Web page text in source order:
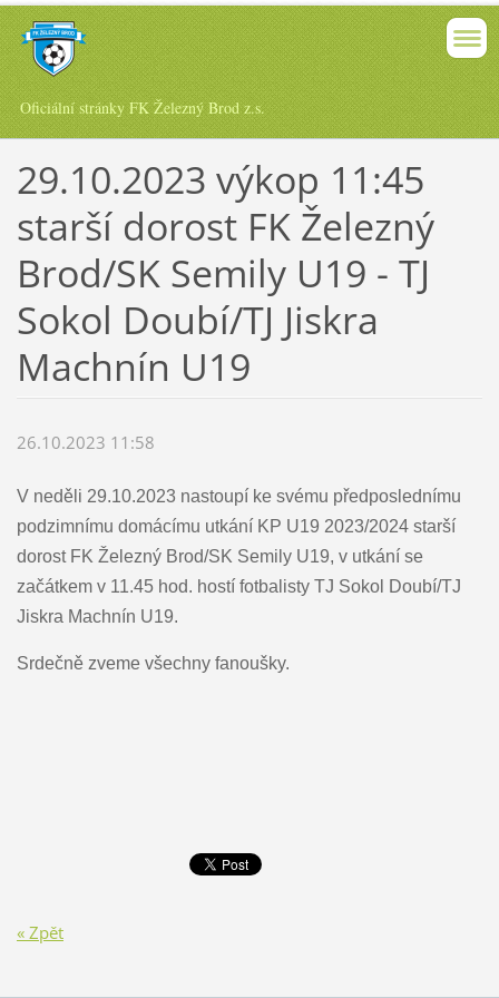
Oficiální stránky FK Železný Brod z.s.
29.10.2023 výkop 11:45
starší dorost FK Železný
Brod/SK Semily U19 - TJ
Sokol Doubí/TJ Jiskra
Machnín U19
26.10.2023 11:58
V neděli 29.10.2023 nastoupí ke svému předposlednímu
podzimnímu domácímu utkání KP U19 2023/2024 starší
dorost FK Železný Brod/SK Semily U19, v utkání se
začátkem v 11.45 hod. hostí fotbalisty TJ Sokol Doubí/TJ
Jiskra Machnín U19.
Srdečně zveme všechny fanoušky.
« Zpět